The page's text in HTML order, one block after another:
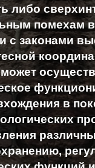
либо
помехам
с законами
в